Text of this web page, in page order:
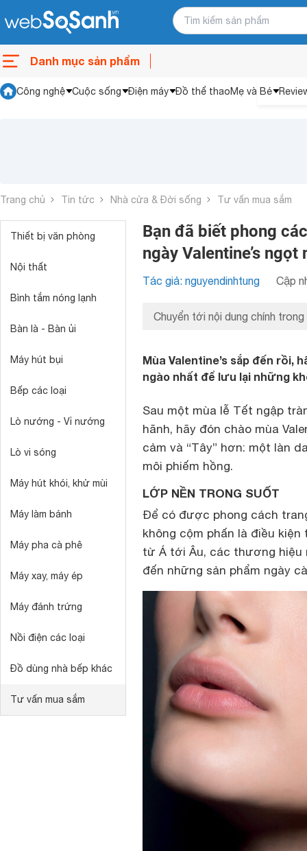
Danh mục sản phẩm
Công nghệ Cuộc sống Điện máy Đồ thể thaoMẹ và Bé
Trang chủ Tin tức Nhà cửa & Đời sống Tư vấn mua sắm
Thiết bị văn phòng
Nội thất
Bình tắm nóng lạnh
Bàn là - Bàn ủi
Máy hút bụi
Bếp các loại
Lò nướng - Vỉ nướng
Lò vi sóng
Máy hút khói, khử mùi
Máy làm bánh
Máy pha cà phê
Máy xay, máy ép
Máy đánh trứng
Nồi điện các loại
Đồ dùng nhà bếp khác
Tư vấn mua sắm
Bạn đã biết phong
ngày Valentine’s ngọt
Tác giả: nguyendinhtung Cập
Chuyển tới nội dung chính trong
Mùa Valentine’s sắp đến rồi,
ngào nhất để lưu lại những
Sau một mùa lễ Tết ngập
hãnh, hãy đón chào mùa
cảm và “Tây” hơn: một làn
môi phiếm hồng.
LỚP NỀN TRONG SUỐT
Để có được phong cách
không cộm phấn là điều
từ Á tới Âu, các thương hiệu
đến những sản phẩm ngày